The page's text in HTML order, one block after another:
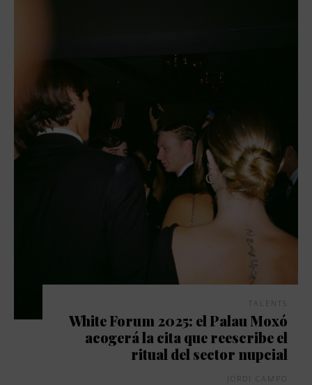
TALENTS
White Forum 2025: el Palau Moxó
acogerá la cita que reescribe el
ritual del sector nupcial
JORDI CAMPO